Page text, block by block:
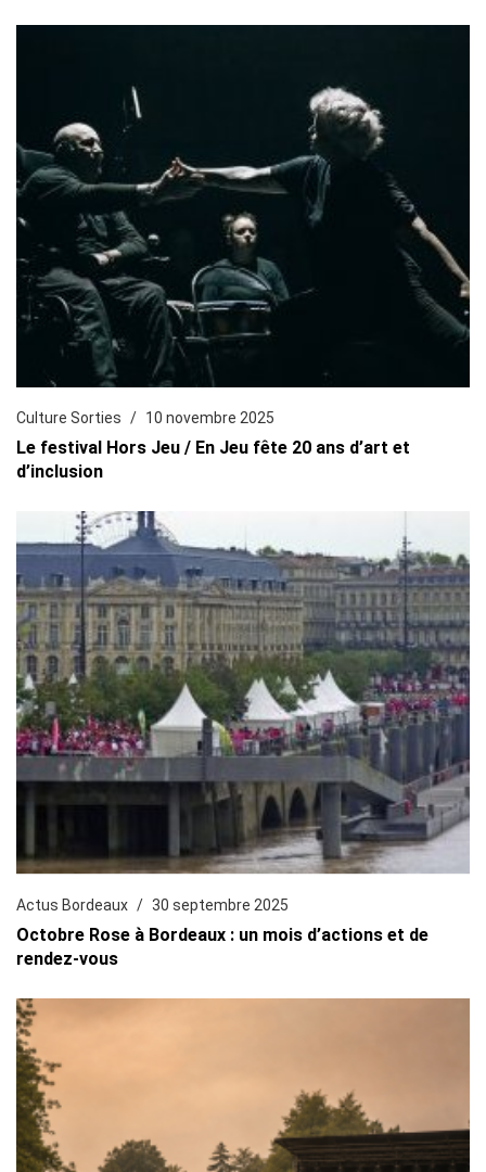
Culture Sorties 10 novembre 2025
Le festival Hors Jeu / En Jeu fête 20 ans d’art et
d’inclusion
Actus Bordeaux 30 septembre 2025
Octobre Rose à Bordeaux : un mois d’actions et de
rendez-vous